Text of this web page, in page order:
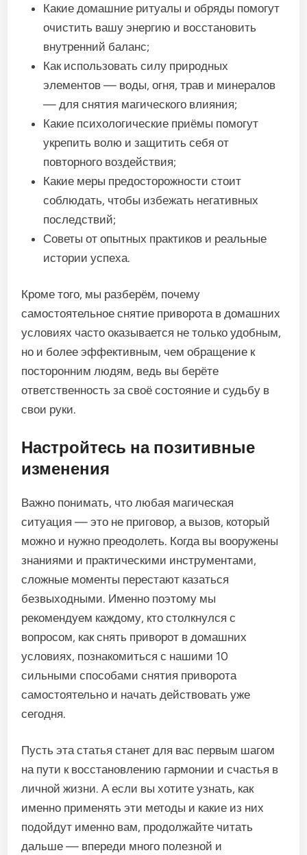
Какие домашние ритуалы и обряды помогут
очистить вашу энергию и восстановить
внутренний баланс;
Как использовать силу природных
элементов — воды, огня, трав и минералов
— для снятия магического влияния;
Какие психологические приёмы помогут
укрепить волю и защитить себя от
повторного воздействия;
Какие меры предосторожности стоит
соблюдать, чтобы избежать негативных
последствий;
Советы от опытных практиков и реальные
истории успеха.
Кроме того, мы разберём, почему
самостоятельное снятие приворота в домашних
условиях часто оказывается не только удобным,
но и более эффективным, чем обращение к
посторонним людям, ведь вы берёте
ответственность за своё состояние и судьбу в
свои руки.
Настройтесь на позитивные
изменения
Важно понимать, что любая магическая
ситуация — это не приговор, а вызов, который
можно и нужно преодолеть. Когда вы вооружены
знаниями и практическими инструментами,
сложные моменты перестают казаться
безвыходными. Именно поэтому мы
рекомендуем каждому, кто столкнулся с
вопросом, как снять приворот в домашних
условиях, познакомиться с нашими 10
сильными способами снятия приворота
самостоятельно и начать действовать уже
сегодня.
Пусть эта статья станет для вас первым шагом
на пути к восстановлению гармонии и счастья в
личной жизни. А если вы хотите узнать, как
именно применять эти методы и какие из них
подойдут именно вам, продолжайте читать
дальше — впереди много полезной и